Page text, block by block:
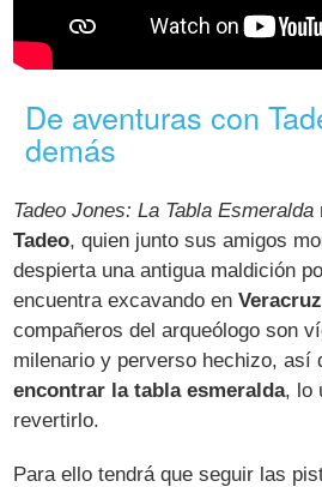
De aventuras con
demás
Tadeo Jones: La Tabla Esmeralda
Tadeo, quien junto sus amigos
despierta una antigua maldición
encuentra excavando en
compañeros del arqueólogo son
milenario y perverso hechizo, así
encontrar la tabla esmeralda, lo
revertirlo.
Para ello tendrá que seguir las